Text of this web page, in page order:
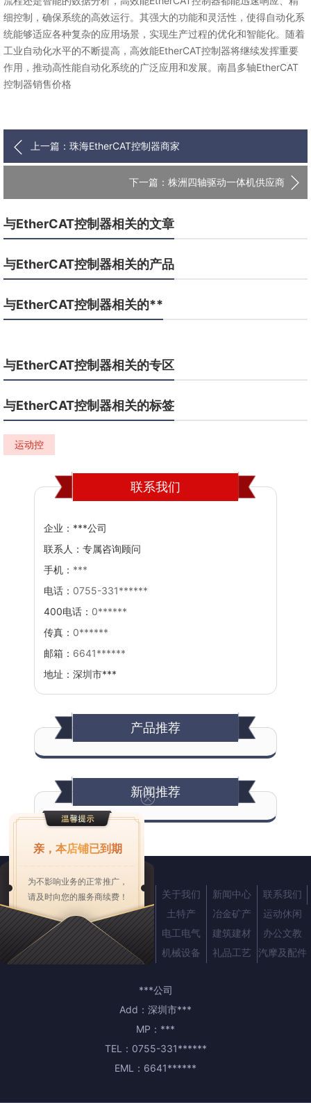
细控制，确保系统的高效运行。其强大的功能和灵活性，使得自动化系
统能够适应各种复杂的应用场景，实现生产过程的优化和智能化。随着
工业自动化水平的不断提高，高效能EtherCAT控制器将继续发挥重要
作用，推动高性能自动化系统的广泛应用和发展。南昌多轴EtherCAT
控制器销售价格
上一篇：珠海EtherCAT控制器商家
下一篇：株洲四轴驱动一体机供应商
与EtherCAT控制器相关的文章
与EtherCAT控制器相关的产品
与EtherCAT控制器相关的**
与EtherCAT控制器相关的专区
与EtherCAT控制器相关的标签
运动控
联系我们
企业： ***公司
联系人： 专属咨询顾问
手机： ***
电话： 0755-331******
400电话： 0******
传真： 0******
邮箱： 6641******
地址： 深圳市***
产品推荐
新闻推荐
首页 产品中心 企业商机 关于我们 新闻中心
联系我们
农业
服装 化工 土特产 冶金矿产
运动休闲
纺织皮革
交通运输 仪器仪表 电工电气 建筑建材
办公文教
家用电器
五金工具 机械设备 礼品工艺 汽摩及配件
***公司
Add： 深圳市***
MP： ***
TEL： 0755-331******
EML： 6641******
亲，本店铺已到期
为不影响业务的正常推广，
请及时向您的服务商续费！